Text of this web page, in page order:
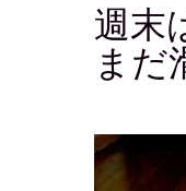
週末
まだ